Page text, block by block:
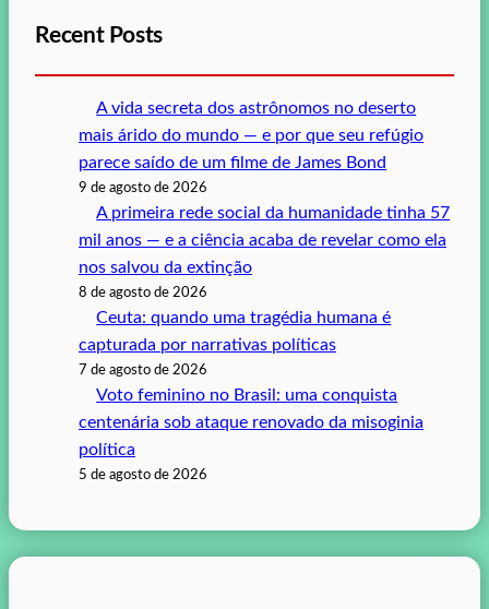
Recent Posts
A vida secreta dos astrônomos no deserto
mais árido do mundo — e por que seu refúgio
parece saído de um filme de James Bond
9 de agosto de 2026
A primeira rede social da humanidade tinha 57
mil anos — e a ciência acaba de revelar como ela
nos salvou da extinção
8 de agosto de 2026
Ceuta: quando uma tragédia humana é
capturada por narrativas políticas
7 de agosto de 2026
Voto feminino no Brasil: uma conquista
centenária sob ataque renovado da misoginia
política
5 de agosto de 2026